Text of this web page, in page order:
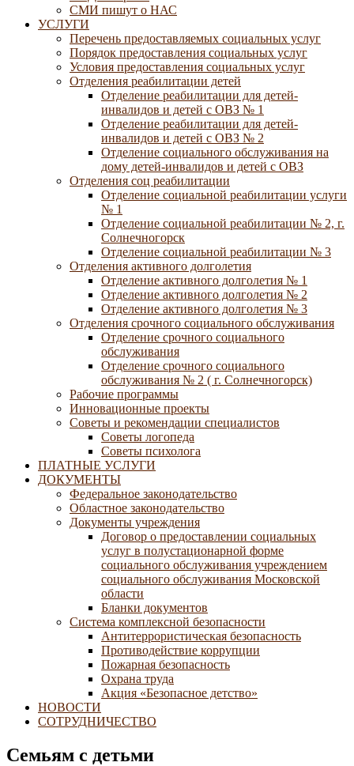
СМИ пишут о НАС
УСЛУГИ
Перечень предоставляемых социальных услуг
Порядок предоставления социальных услуг
Условия предоставления социальных услуг
Отделения реабилитации детей
Отделение реабилитации для детей-
инвалидов и детей с ОВЗ № 1
Отделение реабилитации для детей-
инвалидов и детей с ОВЗ № 2
Отделение социального обслуживания на
дому детей-инвалидов и детей с ОВЗ
Отделения соц реабилитации
Отделение социальной реабилитации услуги
№ 1
Отделение социальной реабилитации № 2, г.
Солнечногорск
Отделение социальной реабилитации № 3
Отделения активного долголетия
Отделение активного долголетия № 1
Отделение активного долголетия № 2
Отделение активного долголетия № 3
Отделения срочного социального обслуживания
Отделение срочного социального
обслуживания
Отделение срочного социального
обслуживания № 2 ( г. Солнечногорск)
Рабочие программы
Инновационные проекты
Советы и рекомендации специалистов
Советы логопеда
Советы психолога
ПЛАТНЫЕ УСЛУГИ
ДОКУМЕНТЫ
Федеральное законодательство
Областное законодательство
Документы учреждения
Договор о предоставлении социальных
услуг в полустационарной форме
социального обслуживания учреждением
социального обслуживания Московской
области
Бланки документов
Система комплексной безопасности
Антитеррористическая безопасность
Противодействие коррупции
Пожарная безопасность
Охрана труда
Акция «Безопасное детство»
НОВОСТИ
СОТРУДНИЧЕСТВО
Семьям с детьми